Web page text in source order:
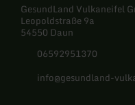
GesundLand Vulkaneifel
Leopoldstraße 9a
54550 Daun
06592951370
info@gesundland-